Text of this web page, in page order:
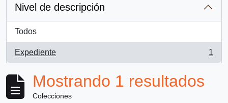
Nivel de descripción
Todos
Expediente
, 1 resultados
1
Mostrando 1 resultados
Colecciones